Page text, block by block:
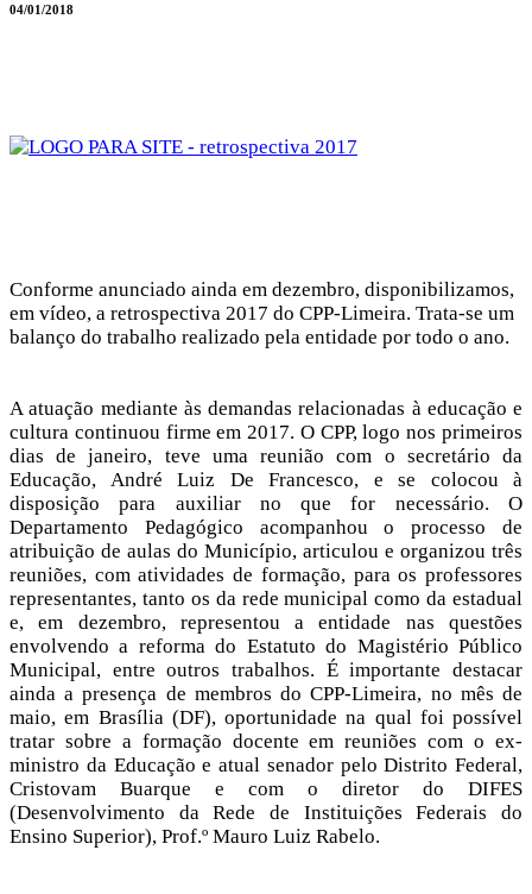
04/01/2018
Conforme anunciado ainda em dezembro, disponibilizamos,
em vídeo, a retrospectiva 2017 do CPP-Limeira. Trata-se um
balanço do trabalho realizado pela entidade por todo o ano.
A atuação mediante às demandas relacionadas à educação e
cultura continuou firme em 2017. O CPP, logo nos primeiros
dias de janeiro, teve uma reunião com o secretário da
Educação, André Luiz De Francesco, e se colocou à
disposição para auxiliar no que for necessário. O
Departamento Pedagógico acompanhou o processo de
atribuição de aulas do Município, articulou e organizou três
reuniões, com atividades de formação, para os professores
representantes, tanto os da rede municipal como da estadual
e, em dezembro, representou a entidade nas questões
envolvendo a reforma do Estatuto do Magistério Público
Municipal, entre outros trabalhos. É importante destacar
ainda a presença de membros do CPP-Limeira, no mês de
maio, em Brasília (DF), oportunidade na qual foi possível
tratar sobre a formação docente em reuniões com o ex-
ministro da Educação e atual senador pelo Distrito Federal,
Cristovam Buarque e com o diretor do DIFES
(Desenvolvimento da Rede de Instituições Federais do
Ensino Superior), Prof.º Mauro Luiz Rabelo.